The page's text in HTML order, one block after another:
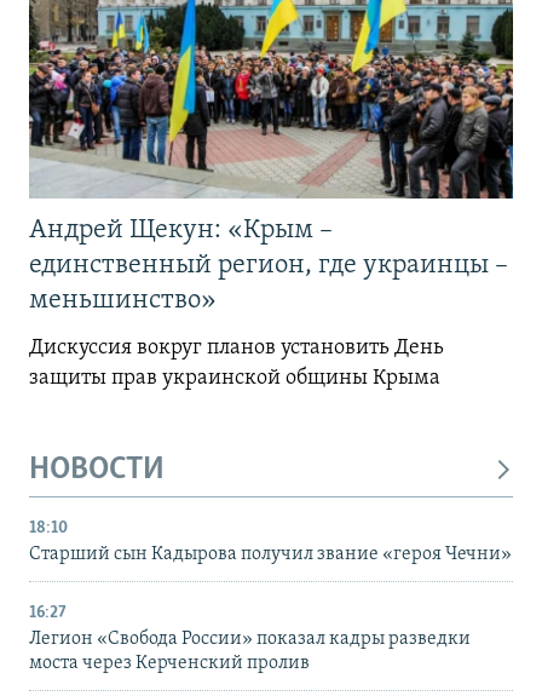
Андрей Щекун: «Крым –
единственный регион, где украинцы –
меньшинство»
Дискуссия вокруг планов установить День
защиты прав украинской общины Крыма
НОВОСТИ
18:10
Старший сын Кадырова получил звание «героя Чечни»
16:27
Легион «Свобода России» показал кадры разведки
моста через Керченский пролив